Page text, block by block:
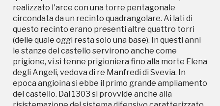
realizzato l'arce con una torre pentagonale
circondata da un recinto quadrangolare. Ai lati di
questo recinto erano presenti altre quattro torri
(delle quale oggi resta solo una base). In questi anni
le stanze del castello servirono anche come
prigione, vi si tenne prigioniera fino alla morte Elena
degli Angeli, vedova di re Manfredi di Svevia. In
epoca angioina si ebbe il primo grande ampliamento
del castello. Dal 1303 si provvide anche alla
Saltera. In questi anni vi crebbe e poi lo possedette
Carlo Martello, amico di Dante e vi nacque,
probabilmente, ma sicuramente vi crebbe san
Ludovico d'Angiò. Nel '300 Giovanna I lo cedette
con la Città al fiorentino Niccolò Acciaiuoli, che vi
ospitò nel 1362 Giovanni Boccaccio. Nel dicembre
del 1381 vi fu portata prigioniera la regina Giovanna
I, e vi rimase fino al 28 marzo del 1382.Nel 1385 papa
Urbano VI, durante la guerra per la successione a
Giovanna I, vi fu assediato per alcuni mesi dalle